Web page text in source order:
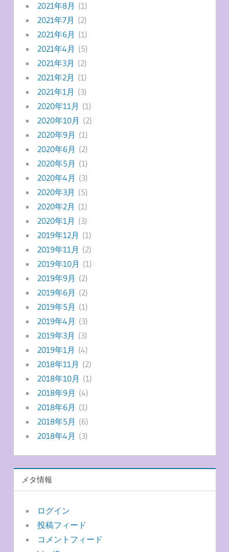
2021年8月 (1)
2021年7月 (2)
2021年6月 (1)
2021年4月 (5)
2021年3月 (2)
2021年2月 (1)
2021年1月 (3)
2020年11月 (1)
2020年10月 (2)
2020年9月 (1)
2020年6月 (2)
2020年5月 (1)
2020年4月 (3)
2020年3月 (5)
2020年2月 (1)
2020年1月 (3)
2019年12月 (1)
2019年11月 (2)
2019年10月 (1)
2019年9月 (2)
2019年6月 (2)
2019年5月 (1)
2019年4月 (3)
2019年3月 (3)
2019年1月 (4)
2018年11月 (2)
2018年10月 (1)
2018年9月 (4)
2018年6月 (1)
2018年5月 (6)
2018年4月 (3)
メタ情報
ログイン
投稿フィード
コメントフィード